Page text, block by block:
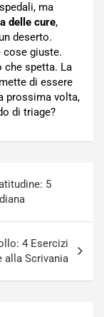
ma
delle cure,
deserto.
cose giuste.
che spetta. La
di essere
prossima volta,
di triage?
5
4 Esercizi
alla Scrivania